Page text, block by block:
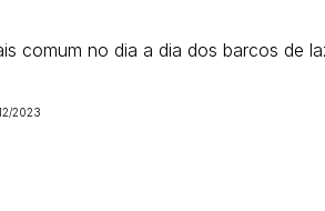
comum no dia a dia dos barcos de
2023